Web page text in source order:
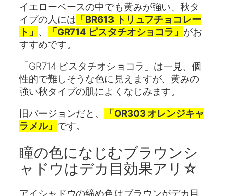
イエローベースの中でも黄みが強い、秋タ
イプの人には 「BR613 トリュフチョコレー
ト」 、 「GR714 ピスタチオショコラ」 がお
すすめです。
「GR714 ピスタチオショコラ」は一見、個
性的で難しそうな色に見えますが、黄みの
強い秋タイプの肌によくなじみます。
旧バージョンだと、
「OR303 オレンジキャ
ラメル」 です。
瞳の色になじむブラウンシ
ャドウはデカ目効果アリ☆
アイシャドウの締め色はブラウンがデカ目